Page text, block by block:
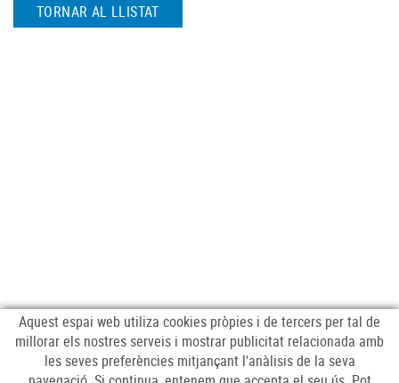
TORNAR AL LLISTAT
Aquest espai web utiliza cookies pròpies i de tercers per tal de
millorar els nostres serveis i mostrar publicitat relacionada amb
les seves preferències mitjançant l'anàlisis de la seva